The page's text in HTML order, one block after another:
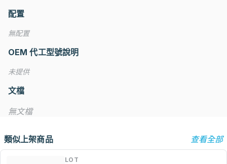
配置
無配置
OEM 代工型號說明
未提供
文檔
無文檔
類似上架商品 查看全部
LOT